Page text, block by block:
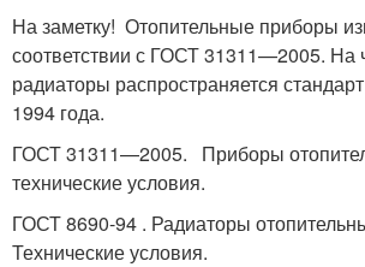
На заметку! Отопительные приборы
соответствии с ГОСТ 31311—2005. На
радиаторы распространяется
1994 года.
ГОСТ 31311—2005. Приборы
технические условия.
ГОСТ 8690-94 . Радиаторы
Технические условия.